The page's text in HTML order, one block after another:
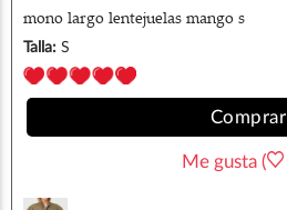
mono largo lentejuelas mango s
Talla: S
Comprar
Me gusta (